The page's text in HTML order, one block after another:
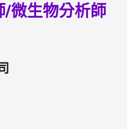
/微生物分析師